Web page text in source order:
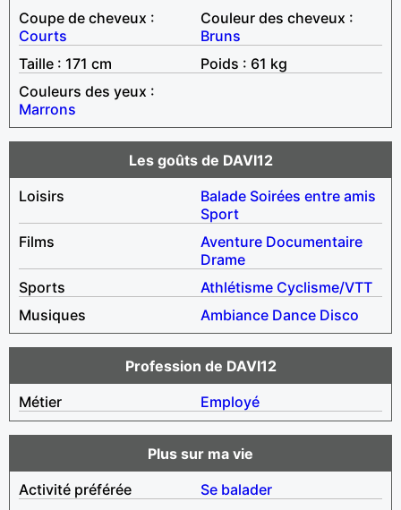
Coupe de cheveux :
Courts
Couleur des cheveux :
Bruns
Taille : 171 cm
Poids : 61 kg
Couleurs des yeux :
Marrons
Les goûts de DAVI12
Loisirs
Balade Soirées entre amis
Sport
Films
Aventure Documentaire
Drame
Sports
Athlétisme Cyclisme/VTT
Musiques
Ambiance Dance Disco
Profession de DAVI12
Métier
Employé
Plus sur ma vie
Activité préférée
Se balader